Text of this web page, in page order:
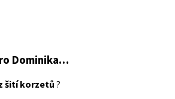
Dominika…
šití korzetů ?